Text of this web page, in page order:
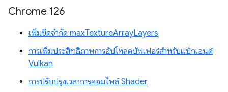
Chrome 126
เพิ่มขีดจำกัด maxTextureArrayLayers
การเพิ่มประสิทธิภาพการอัปโหลดบัฟเฟอร์สำหรับแบ็กเอนด์
Vulkan
การปรับปรุงเวลาการคอมไพล์ Shader